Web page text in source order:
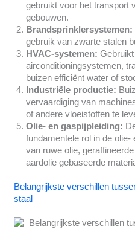
gebruikt voor het transport
gebouwen.
Brandsprinklersystemen:
gebruik van zwarte stalen
HVAC-systemen:
airconditioningsystemen,
buizen efficiënt water of
Industriële productie:
vervaardiging van
of andere vloeistoffen te
Olie- en gaspijpleiding:
fundamentele rol in de
van ruwe olie,
aardolie gebaseerde
Belangrijkste verschillen
staal